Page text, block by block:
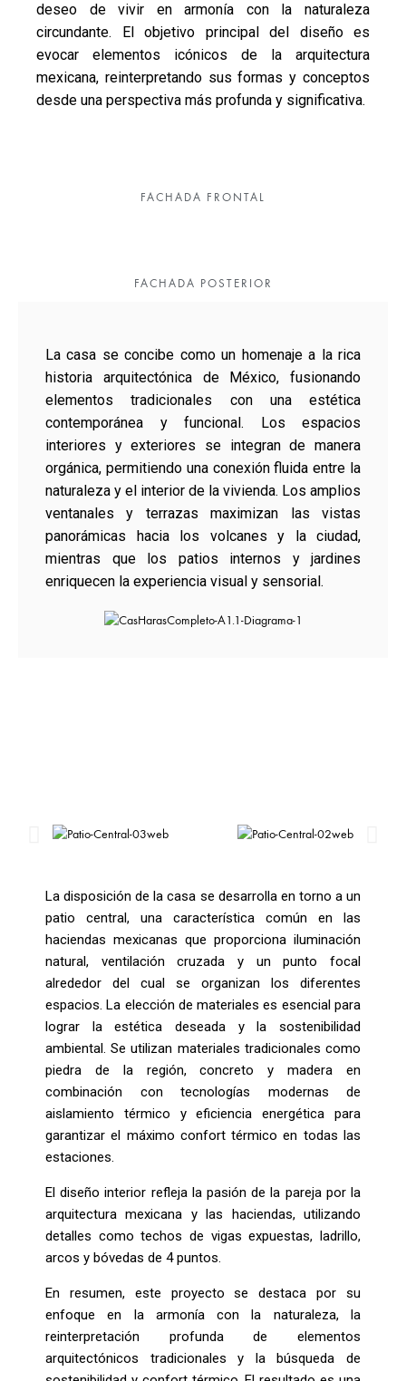
deseo de vivir en armonía con la naturaleza
circundante. El objetivo principal del diseño es
evocar elementos icónicos de la arquitectura
mexicana, reinterpretando sus formas y conceptos
desde una perspectiva más profunda y significativa.
FACHADA FRONTAL
FACHADA POSTERIOR
La casa se concibe como un homenaje a la rica
historia arquitectónica de México, fusionando
elementos tradicionales con una estética
contemporánea y funcional. Los espacios
interiores y exteriores se integran de manera
orgánica, permitiendo una conexión fluida entre la
naturaleza y el interior de la vivienda. Los amplios
ventanales y terrazas maximizan las vistas
panorámicas hacia los volcanes y la ciudad,
mientras que los patios internos y jardines
enriquecen la experiencia visual y sensorial.
La disposición de la casa se desarrolla en torno a un
patio central, una característica común en las
haciendas mexicanas que proporciona iluminación
natural, ventilación cruzada y un punto focal
alrededor del cual se organizan los diferentes
espacios. La elección de materiales es esencial para
lograr la estética deseada y la sostenibilidad
ambiental. Se utilizan materiales tradicionales como
piedra de la región, concreto y madera en
combinación con tecnologías modernas de
aislamiento térmico y eficiencia energética para
garantizar el máximo confort térmico en todas las
estaciones.
El diseño interior refleja la pasión de la pareja por la
arquitectura mexicana y las haciendas, utilizando
detalles como techos de vigas expuestas, ladrillo,
arcos y bóvedas de 4 puntos.
En resumen, este proyecto se destaca por su
enfoque en la armonía con la naturaleza, la
reinterpretación profunda de elementos
arquitectónicos tradicionales y la búsqueda de